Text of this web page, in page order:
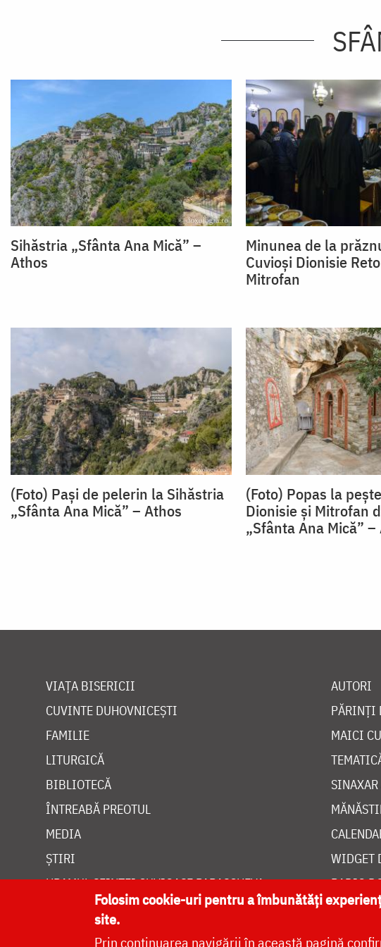
Sihăstria „Sfânta Ana Mică” –
Athos
Minunea de la
Cuvioși Dionisie
Mitrofan
(Foto) Pași de pelerin la Sihăstria
„Sfânta Ana Mică” – Athos
(Foto) Popas la
Dionisie și Mitrofan
„Sfânta Ana Mică” –
VIAȚA BISERICII
CUVINTE DUHOVNICEȘTI
FAMILIE
LITURGICĂ
BIBLIOTECĂ
ÎNTREABĂ PREOTUL
MEDIA
ȘTIRI
HRAMUL SFINTEI CUVIOASE PARASCHEVA
AUTORI
PĂRINȚI
MAICI
WIDGET
RADIO
Folosim cookie-uri pentru a îmbunătăți
site.
Prin continuarea navigării în această pagină